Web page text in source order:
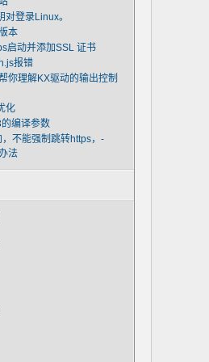
登录Linux。
本
启动并添加SSL 证书
报错
你理解KX驱动的输出控制
化
编译参数
不能强制跳转https，-
法